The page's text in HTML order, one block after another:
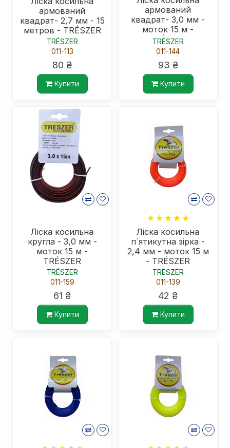
армований
квадрат- 2,7 мм - 15
метров - TRÉSZER
TRÉSZER
011-113
80 ₴
Купити
армований
квадрат- 3,0 мм -
моток 15 м -
TRÉSZER
TRÉSZER
011-144
93 ₴
Купити
Ліска косильна
кругла - 3,0 мм -
моток 15 м -
TRÉSZER
TRÉSZER
011-159
61 ₴
Купити
Ліска косильна
п`ятикутна зірка -
2,4 мм - моток 15 м
- TRÉSZER
TRÉSZER
011-139
42 ₴
Купити